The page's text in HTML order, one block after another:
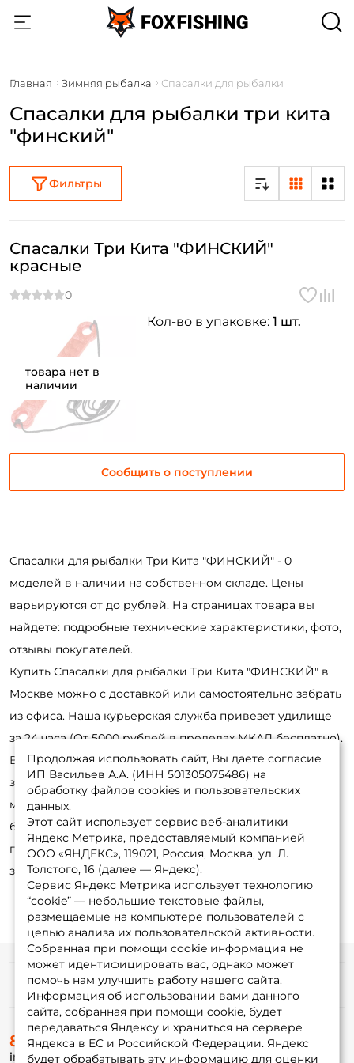
Главная Зимняя рыбалка Спасалки для рыбалки
Спасалки для рыбалки три кита
"финский"
Фильтры
товара нет в
наличии
Спасалки Три Кита "ФИНСКИЙ"
красные
Сообщить о поступлении
Кол-во в упаковке: 1 шт.
Спасалки для рыбалки Три Кита "ФИНСКИЙ" - 0
моделей в наличии на собственном складе. Цены
варьируются от до рублей. На страницах товара вы
найдете: подробные технические характеристики, фото,
отзывы покупателей.
Купить Спасалки для рыбалки Три Кита "ФИНСКИЙ" в
Москве можно с доставкой или самостоятельно забрать
из офиса. Наша курьерская служба привезет удилище
за 24 часа (От 5000 рублей в пределах МКАД бесплатно).
В регионы России отправка на следующий день после
заказа. Оформить заявку удобнее онлайн, в интернет-
магазине или по телефону. Обработка занимает не
более 30 минут. Позвоните нашим консультантам для
получения детальной информации и оформления
заказа: 8-495-532-77-88
Продолжая использовать сайт, Вы даете согласие
ИП Васильев А.А. (ИНН 501305075486) на
обработку файлов cookies и пользовательских
данных.
Этот сайт использует сервис веб-аналитики
Яндекс Метрика, предоставляемый компанией
ООО «ЯНДЕКС», 119021, Россия, Москва, ул. Л.
Толстого, 16 (далее — Яндекс).
Сервис Яндекс Метрика использует технологию
“cookie” — небольшие текстовые файлы,
размещаемые на компьютере пользователей с
целью анализа их пользовательской активности.
Собранная при помощи cookie информация не
может идентифицировать вас, однако может
помочь нам улучшить работу нашего сайта.
Информация об использовании вами данного
сайта, собранная при помощи cookie, будет
передаваться Яндексу и храниться на сервере
Яндекса в ЕС и Российской Федерации. Яндекс
будет обрабатывать эту информацию для оценки
ФИО: *
Email: *
Номер телефона: *
Придумайте пароль: *
Повторите пароль: *
Заполняя данную форму вы соглашаетесь на обработку
персональных данных
Создать аккаунт
У меня уже есть аккаунт
Информация
О магазине
Доставка
Оплата
8 (495) 532-77-88
info@foxfishing.ru